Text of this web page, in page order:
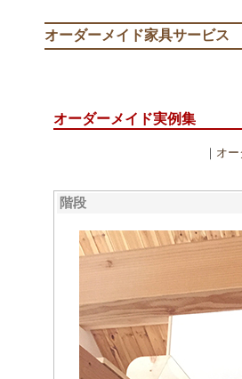
オーダーメイド家具サービス
オーダーメイド実例集
｜ オ
階段